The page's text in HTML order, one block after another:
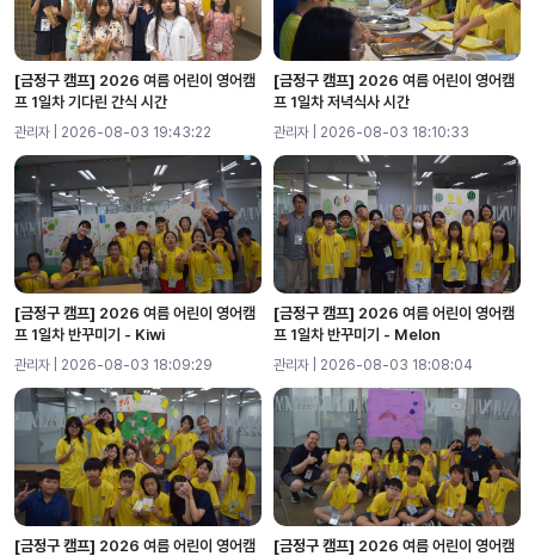
[금정구 캠프] 2026 여름 어린이 영어캠
프 1일차 기다린 간식 시간
관리자 | 2026-08-03 19:43:22
[금정구 캠프] 2026 여름 어린이 영어캠
프 1일차 저녁식사 시간
관리자 | 2026-08-03 18:10:33
[금정구 캠프] 2026 여름 어린이 영어캠
프 1일차 반꾸미기 - Kiwi
관리자 | 2026-08-03 18:09:29
[금정구 캠프] 2026 여름 어린이 영어캠
프 1일차 반꾸미기 - Melon
관리자 | 2026-08-03 18:08:04
[금정구 캠프] 2026 여름 어린이 영어캠
[금정구 캠프] 2026 여름 어린이 영어캠